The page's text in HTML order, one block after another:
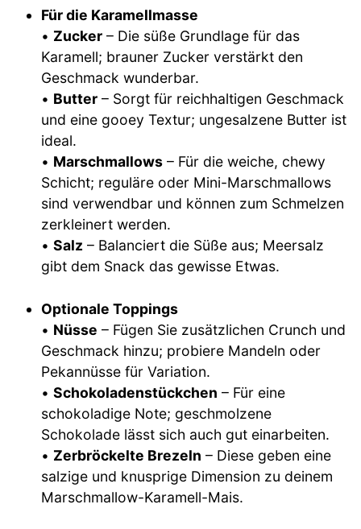
Für die Karamellmasse
• Zucker – Die süße Grundlage für das
Karamell; brauner Zucker verstärkt den
Geschmack wunderbar.
• Butter – Sorgt für reichhaltigen Geschmack
und eine gooey Textur; ungesalzene Butter ist
ideal.
• Marschmallows – Für die weiche, chewy
Schicht; reguläre oder Mini-Marschmallows
sind verwendbar und können zum Schmelzen
zerkleinert werden.
•Salz – Balanciert die Süße aus; Meersalz
gibt dem Snack das gewisse Etwas.
Optionale Toppings
• Nüsse – Fügen Sie zusätzlichen Crunch und
Geschmack hinzu; probiere Mandeln oder
Pekannüsse für Variation.
•Schokoladenstückchen – Für eine
schokoladige Note; geschmolzene
Schokolade lässt sich auch gut einarbeiten.
• Zerbröckelte Brezeln – Diese geben eine
salzige und knusprige Dimension zu deinem
Marschmallow-Karamell-Mais.